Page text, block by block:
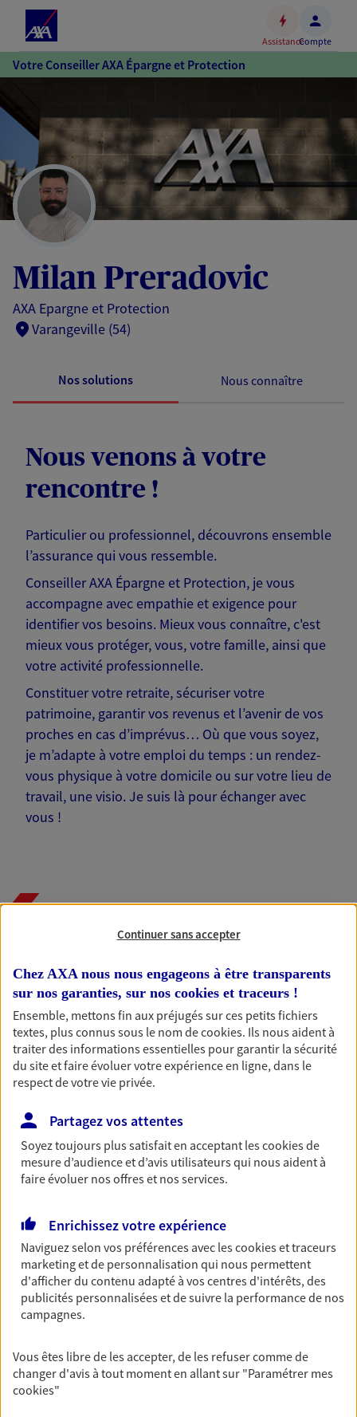
Accéder
au
Accéder
au
pied
de
page
AssistanceCompte
Votre Conseiller AXA Épargne et Protection
Milan Preradovic
AXA Epargne et Protection
Varangeville (54)
Nos solutions Nous connaître
Nous venons à votre
rencontre !
Particulier ou professionnel, découvrons ensemble
l’assurance qui vous ressemble.
Conseiller AXA Épargne et Protection, je vous
accompagne avec empathie et exigence pour
identifier vos besoins. Mieux vous connaître, c'est
mieux vous protéger, vous, votre famille, ainsi que
votre activité professionnelle.
Constituer votre retraite, sécuriser votre
patrimoine, garantir vos revenus et l’avenir de vos
proches en cas d’imprévus… Où que vous soyez,
je m’adapte à votre emploi du temps : un rendez-
vous physique à votre domicile ou sur votre lieu de
travail, une visio. Je suis là pour échanger avec
vous !
Épargne
Réalisez vos projets grâce à votre épargne : achat
immobilier, études des enfants ou voyage autour
du monde… Épargnez à votre rythme et
simplement, selon votre profil.
Découvrir les offres Épargne
Retraite
Préparez sereinement ce nouveau chapitre de
votre vie avec les conseils d'un expert. Découvrez
spécialement conçue pour la retraite.
Découvrir l'offre Retraite
Prévoyance
Pour un avenir serein, assurez-vous avec notre
d'accident ou de maladie en optant pour les
garanties incapacité temporaire totale de travail,
invalidité ou de décès.
Continuer sans accepter
Chez AXA nous nous engageons à être transparents
sur nos garanties, sur nos cookies et traceurs !
Ensemble, mettons fin aux préjugés sur ces petits fichiers
textes, plus connus sous le nom decookies. Ils nous aident à
traiter des informations essentielles pour garantir la sécurité
du site et faire évoluer votre expérience en ligne, dans le
respect de votre vie privée.
Partagez vos attentes
Soyez toujours plus satisfait en acceptant lescookiesde
mesure d’audience et d’avis utilisateurs qui nous aident à
faire évoluer nos offres et nos services.
Enrichissez votre expérience
Naviguez selon vos préférences avec lescookies et traceurs
marketing et de personnalisation qui nous permettent
d'afficher du contenu adapté à vos centres d'intérêts, des
publicités personnalisées et de suivre la performance de nos
campagnes.
Vous êtes libre de les accepter, de les refuser comme de
changer d'avis à tout moment en allant sur "Paramétrer mes
cookies"